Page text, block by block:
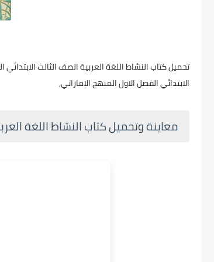
الابتدائي الفصل الاول المنهج الاماراتي,
معاينة وتحميل كتاب النشاط اللغة